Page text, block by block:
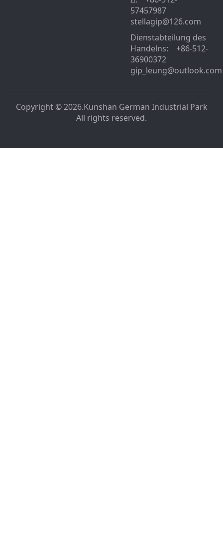
57457987
stellagip@126.com
Dienstabteilung des
Handelns: +86-512-
36900372
gip_leung@outlook.com
Copyright © 2026.Kunshan German Industrial Park
All rights reserved.